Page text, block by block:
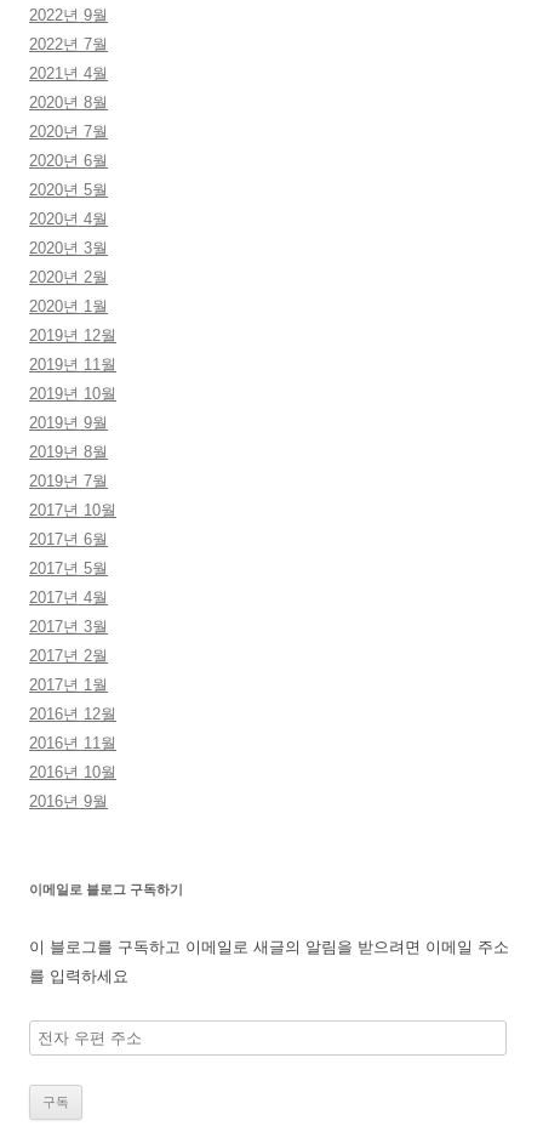
2022년 9월
2022년 7월
2021년 4월
2020년 8월
2020년 7월
2020년 6월
2020년 5월
2020년 4월
2020년 3월
2020년 2월
2020년 1월
2019년 12월
2019년 11월
2019년 10월
2019년 9월
2019년 8월
2019년 7월
2017년 10월
2017년 6월
2017년 5월
2017년 4월
2017년 3월
2017년 2월
2017년 1월
2016년 12월
2016년 11월
2016년 10월
2016년 9월
이메일로 블로그 구독하기
이 블로그를 구독하고 이메일로 새글의 알림을 받으려면 이메일 주소
를 입력하세요
전
우
편